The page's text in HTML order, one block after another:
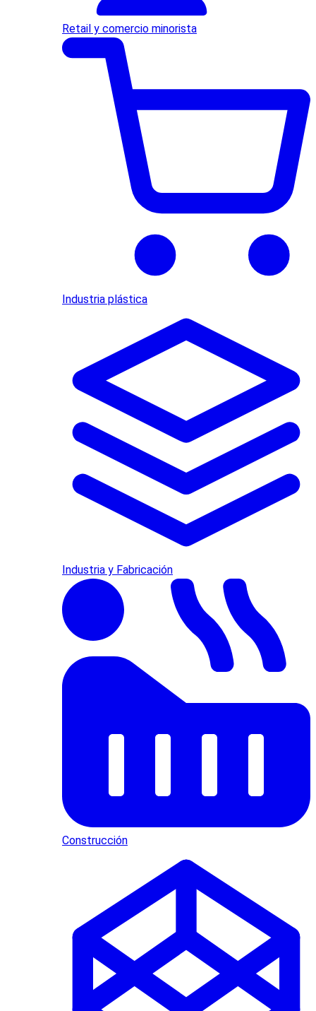
Retail y comercio minorista
Industria plástica
Industria y Fabricación
Construcción